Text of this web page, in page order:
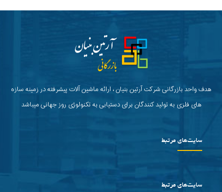
هدف واحد بازرگانی شرکت آرتین بنیان ، ارائه ماشین آلات پیشرفته در زمینه سازه
های فلزی به تولید کنندگان برای دستیابی به تکنولوژی روز جهانی میباشد
سایت‌های مرتبط
سایت‌های مرتبط